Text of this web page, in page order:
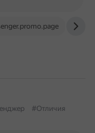
#Отличия